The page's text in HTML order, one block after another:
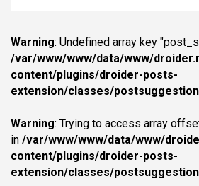
Warning: Undefined array key
/var/www/www/data/www/
content/plugins/droider-posts-
extension/classes/
Warning: Trying to access array
in /var/www/www/data/www/
content/plugins/droider-posts-
extension/classes/